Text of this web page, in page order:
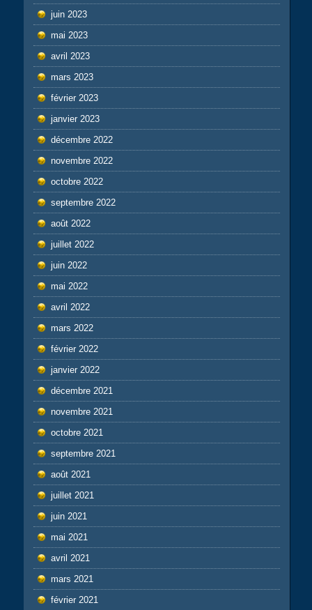
juin 2023
mai 2023
avril 2023
mars 2023
février 2023
janvier 2023
décembre 2022
novembre 2022
octobre 2022
septembre 2022
août 2022
juillet 2022
juin 2022
mai 2022
avril 2022
mars 2022
février 2022
janvier 2022
décembre 2021
novembre 2021
octobre 2021
septembre 2021
août 2021
juillet 2021
juin 2021
mai 2021
avril 2021
mars 2021
février 2021